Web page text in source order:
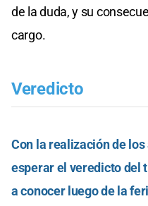
de la duda, y su
cargo.
Veredicto
Con la realización de
esperar el veredicto del
a conocer luego de la